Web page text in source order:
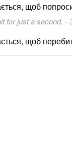
щоб
for just a second. -
щоб